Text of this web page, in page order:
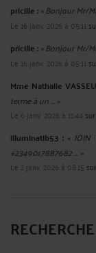
pricille :« Bonjour Mr/
Le 16 janv. 2026 à 05:11
pricille :« Bonjour Mr/
Le 16 janv. 2026 à 05:11
Mme Nathalie
terme à un ... »
Le 6 janv. 2026 à 11:44 sur
illuminatib53 : « JOIN
+2349017887682 ... »
Le 2 janv. 2026 à 08:15 sur
RECHERCHE